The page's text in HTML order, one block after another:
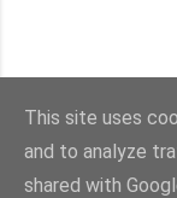
52475
This site uses
and to analyze
shared with